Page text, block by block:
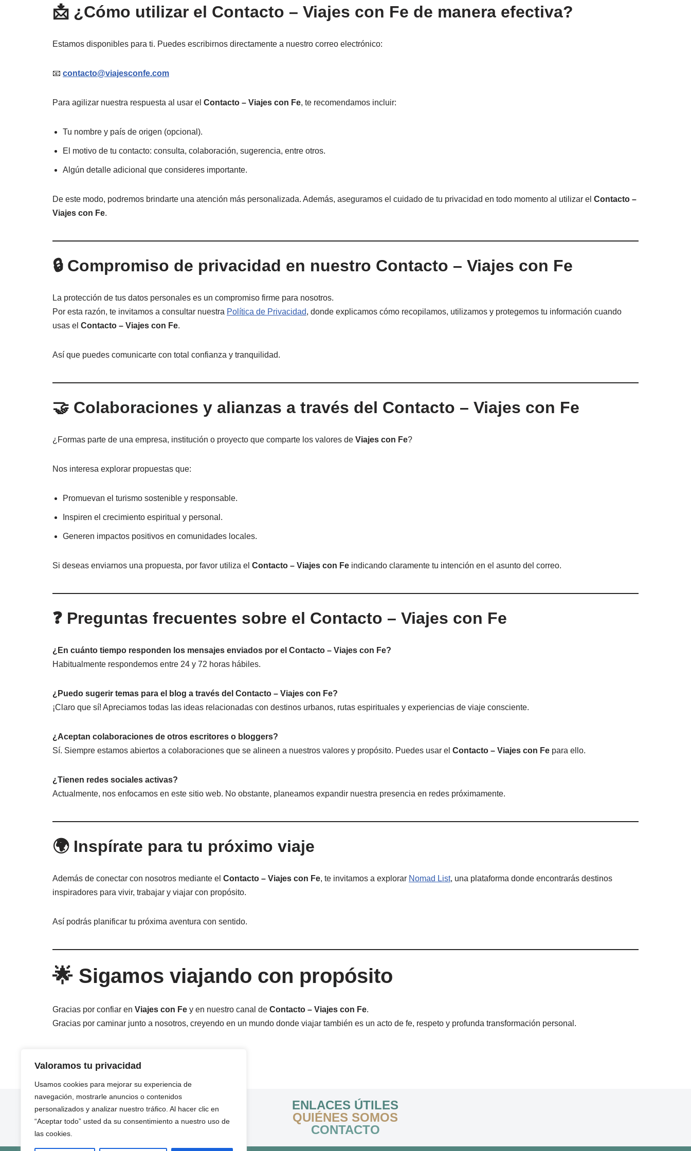
Valoramos tu privacidad
Usamos cookies para mejorar su experiencia de
navegación, mostrarle anuncios o contenidos
personalizados y analizar nuestro tráfico. Al hacer clic en
“Aceptar todo” usted da su consentimiento a nuestro uso de
las cookies.
📩 ¿Cómo utilizar el Contacto – Viajes con Fe de manera efectiva?
Estamos disponibles para ti. Puedes escribirnos directamente a nuestro correo electrónico:
📧 contacto@viajesconfe.com
Para agilizar nuestra respuesta al usar el Contacto – Viajes con Fe, te recomendamos incluir:
Tu nombre y país de origen (opcional).
El motivo de tu contacto: consulta, colaboración, sugerencia, entre otros.
Algún detalle adicional que consideres importante.
De este modo, podremos brindarte una atención más personalizada. Además, aseguramos el cuidado de tu privacidad en todo momento al utilizar el Contacto –
Viajes con Fe.
🔒 Compromiso de privacidad en nuestro Contacto – Viajes con Fe
La protección de tus datos personales es un compromiso firme para nosotros.
Por esta razón, te invitamos a consultar nuestra Política de Privacidad, donde explicamos cómo recopilamos, utilizamos y protegemos tu información cuando
usas el Contacto – Viajes con Fe.
Así que puedes comunicarte con total confianza y tranquilidad.
🤝 Colaboraciones y alianzas a través del Contacto – Viajes con Fe
¿Formas parte de una empresa, institución o proyecto que comparte los valores de Viajes con Fe?
Nos interesa explorar propuestas que:
Promuevan el turismo sostenible y responsable.
Inspiren el crecimiento espiritual y personal.
Generen impactos positivos en comunidades locales.
Si deseas enviarnos una propuesta, por favor utiliza el Contacto – Viajes con Fe indicando claramente tu intención en el asunto del correo.
❓ Preguntas frecuentes sobre el Contacto – Viajes con Fe
¿En cuánto tiempo responden los mensajes enviados por el Contacto – Viajes con Fe?
Habitualmente respondemos entre 24 y 72 horas hábiles.
¿Puedo sugerir temas para el blog a través del Contacto – Viajes con Fe?
¡Claro que sí! Apreciamos todas las ideas relacionadas con destinos urbanos, rutas espirituales y experiencias de viaje consciente.
¿Aceptan colaboraciones de otros escritores o bloggers?
Sí. Siempre estamos abiertos a colaboraciones que se alineen a nuestros valores y propósito. Puedes usar el Contacto – Viajes con Fe para ello.
¿Tienen redes sociales activas?
Actualmente, nos enfocamos en este sitio web. No obstante, planeamos expandir nuestra presencia en redes próximamente.
🌍 Inspírate para tu próximo viaje
Además de conectar con nosotros mediante el Contacto – Viajes con Fe, te invitamos a explorar Nomad List, una plataforma donde encontrarás destinos
inspiradores para vivir, trabajar y viajar con propósito.
Así podrás planificar tu próxima aventura con sentido.
🌟 Sigamos viajando con propósito
Gracias por confiar en Viajes con Fe y en nuestro canal de Contacto – Viajes con Fe.
Gracias por caminar junto a nosotros, creyendo en un mundo donde viajar también es un acto de fe, respeto y profunda transformación personal.
¡Buen Camino!
ENLACES ÚTILES
QUIÉNES SOMOS
CONTACTO